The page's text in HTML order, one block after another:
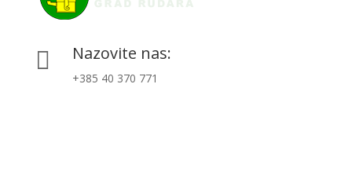
 Nazovite nas:
+385 40 370 771